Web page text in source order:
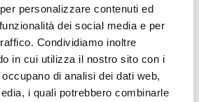
personalizzare contenuti ed
dei social media e per
Condividiamo inoltre
in cui utilizza il nostro sito con i
di analisi dei dati web,
i quali potrebbero combinarle
ORDINA
A)
COSTO COMPLESSIVO